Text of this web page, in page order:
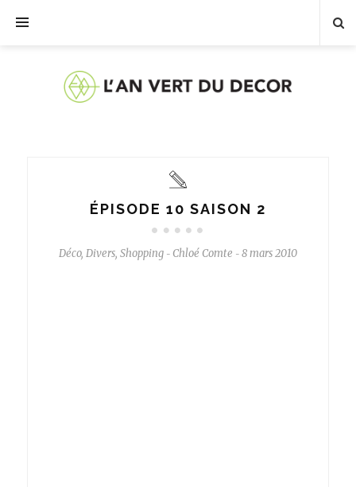
ÉPISODE 10 SAISON 2
Déco, Divers, Shopping - Chloé Comte - 8 mars 2010